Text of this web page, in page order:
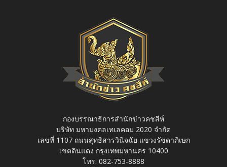
กองบรรณาธิการสำนักข่าวคชสีห์
บริษัท มหามงคลเทเลคอม 2020 จำกัด
เลขที่ 1107 ถนนสุทธิสารวินิจฉัย แขวงรัชดาภิเษก
เขตดินแดง กรุงเทพมหานคร 10400
โทร. 082-753-8888